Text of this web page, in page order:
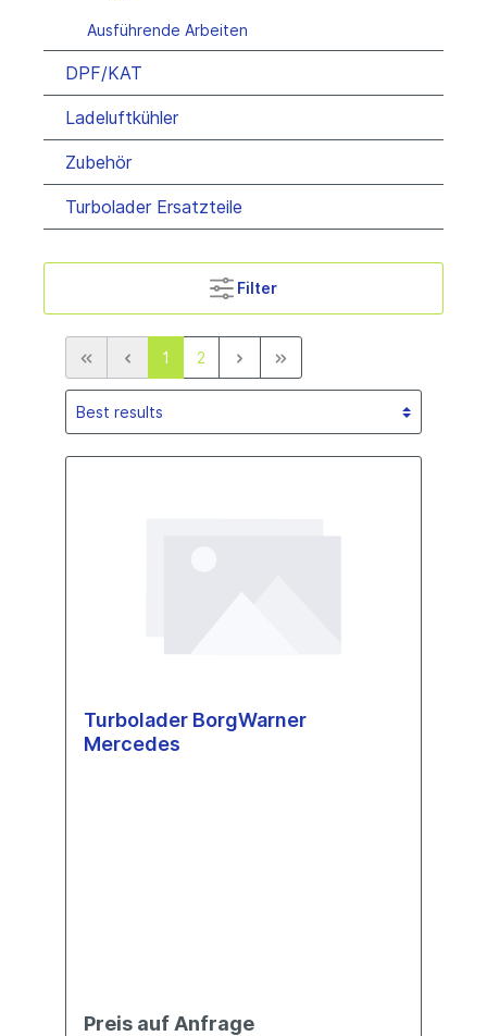
Ausführende Arbeiten
DPF/KAT
Ladeluftkühler
Zubehör
Turbolader Ersatzteile
Filter
1 2
Turbolader BorgWarner
Mercedes
Preis auf Anfrage